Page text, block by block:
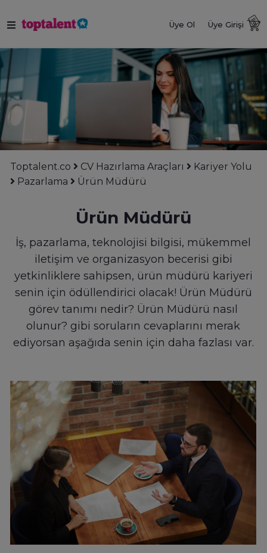
Üye Ol Üye Girişi
Toptalent.co CV Hazırlama Araçları
Kariyer Yolu
Pazarlama
Ürün Müdürü
Ürün Müdürü
İş, pazarlama, teknolojisi bilgisi, mükemmel
iletişim ve organizasyon becerisi gibi
yetkinliklere sahipsen, ürün müdürü kariyeri
senin için ödüllendirici olacak! Ürün Müdürü
görev tanımı nedir? Ürün Müdürü nasıl
olunur? gibi soruların cevaplarını merak
ediyorsan aşağıda senin için daha fazlası var.